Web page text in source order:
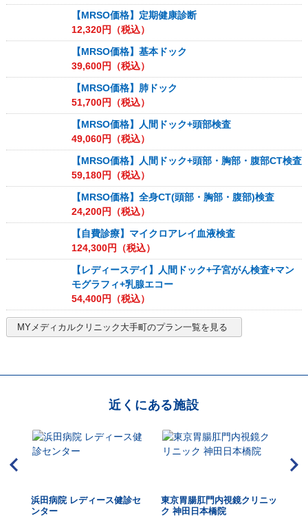
【MRSO価格】定期健康診断
12,320円（税込）
【MRSO価格】基本ドック
39,600円（税込）
【MRSO価格】肺ドック
51,700円（税込）
【MRSO価格】人間ドック+頭部検査
49,060円（税込）
【MRSO価格】人間ドック+頭部・胸部・腹部CT検査
59,180円（税込）
【MRSO価格】全身CT(頭部・胸部・腹部)検査
24,200円（税込）
【自費診療】マイクロアレイ血液検査
124,300円（税込）
【レディースデイ】人間ドック+子宮がん検査+マン
モグラフィ+乳腺エコー
54,400円（税込）
MYメディカルクリニック大手町のプラン一覧を見る
近くにある施設
浜田病院 レディース健診セ
ンター
東京胃腸肛門内視鏡クリニッ
ク 神田日本橋院